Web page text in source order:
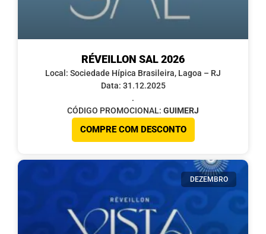
RÉVEILLON SAL 2026
Local: Sociedade Hípica Brasileira, Lagoa – RJ
Data: 31.12.2025
.
CÓDIGO PROMOCIONAL: GUIMERJ
COMPRE COM DESCONTO
DEZEMBRO